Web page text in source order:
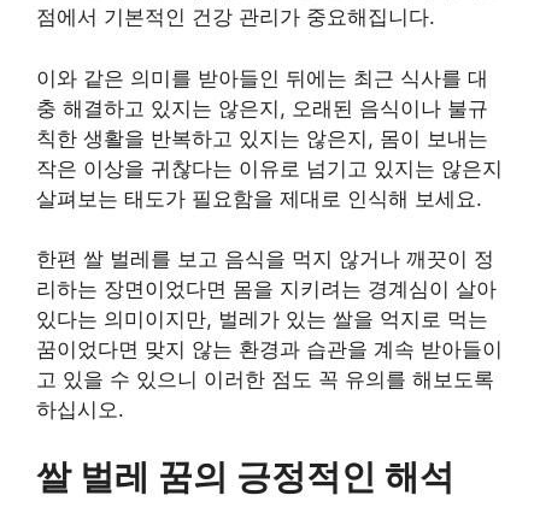
점에서 기본적인 건강 관리가 중요해집니다.
이와 같은 의미를 받아들인 뒤에는 최근 식사를 대
충 해결하고 있지는 않은지, 오래된 음식이나 불규
칙한 생활을 반복하고 있지는 않은지, 몸이 보내는
작은 이상을 귀찮다는 이유로 넘기고 있지는 않은지
살펴보는 태도가 필요함을 제대로 인식해 보세요.
한편 쌀 벌레를 보고 음식을 먹지 않거나 깨끗이 정
리하는 장면이었다면 몸을 지키려는 경계심이 살아
있다는 의미이지만, 벌레가 있는 쌀을 억지로 먹는
꿈이었다면 맞지 않는 환경과 습관을 계속 받아들이
고 있을 수 있으니 이러한 점도 꼭 유의를 해보도록
하십시오.
쌀 벌레 꿈의 긍정적인 해석